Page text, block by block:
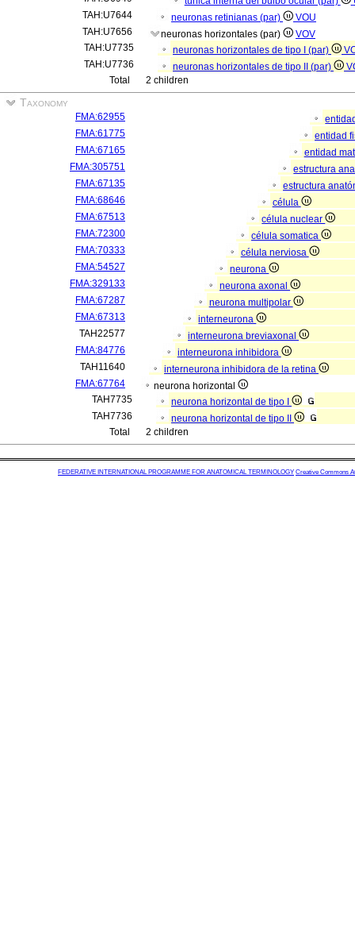
TAH:U7644
neuronas retinianas (par)
VOU
TAH:U7656
neuronas horizontales (par)
VOV
TAH:U7735
neuronas horizontales de tipo I (par)
TAH:U7736
neuronas horizontales de tipo II (par)
Total
2 children
Taxonomy
FMA:62955
FMA:61775
entidad
FMA:67165
entidad
FMA:305751
estructura
FMA:67135
estructura
FMA:68646
célula
FMA:67513
célula nuclear
FMA:72300
célula somatica
FMA:70333
célula nerviosa
FMA:54527
neurona
FMA:329133
neurona axonal
FMA:67287
neurona multipolar
FMA:67313
interneurona
TAH22577
interneurona breviaxonal
FMA:84776
interneurona inhibidora
TAH11640
interneurona inhibidora de la retina
FMA:67764
neurona horizontal
TAH7735
neurona horizontal de tipo I
TAH7736
neurona horizontal de tipo II
Total
2 children
FEDERATIVE INTERNATIONAL PROGRAMME FOR ANATOMICAL TERMINOLOGY Creative Commons